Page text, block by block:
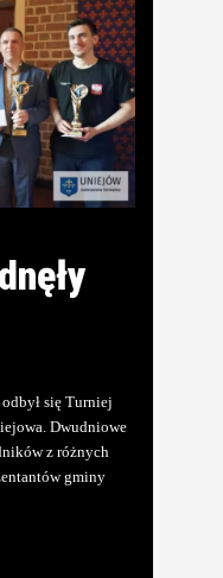
się Turniej
Dwudniowe
z różnych
gminy